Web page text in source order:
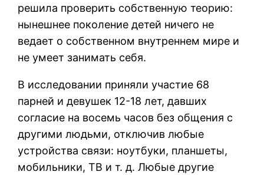
решила проверить собственную теорию:
нынешнее поколение детей ничего не
ведает о собственном внутреннем мире и
не умеет занимать себя.
В исследовании приняли участие 68
парней и девушек 12-18 лет, давших
согласие на восемь часов без общения с
другими людьми, отключив любые
устройства связи: ноутбуки, планшеты,
мобильники, ТВ и т. д. Любые другие